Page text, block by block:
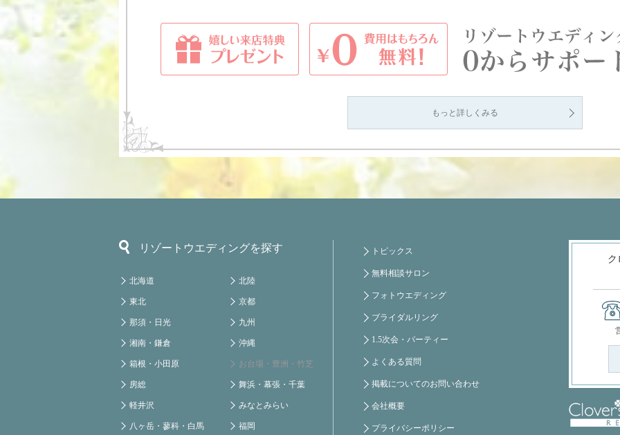
もっと詳しくみる
リゾートウエディングを探す
北海道
東北
那須・日光
湘南・鎌倉
箱根・小田原
房総
軽井沢
八ヶ岳・蓼科・白馬
北陸
京都
九州
沖縄
お台場・豊洲・竹芝
舞浜・幕張・千葉
みなとみらい
福岡
トピックス
無料相談サロン
フォトウエディング
ブライダルリング
1.5次会・パーティー
よくある質問
掲載についてのお問い合わせ
会社概要
プライバシーポリシー
ク